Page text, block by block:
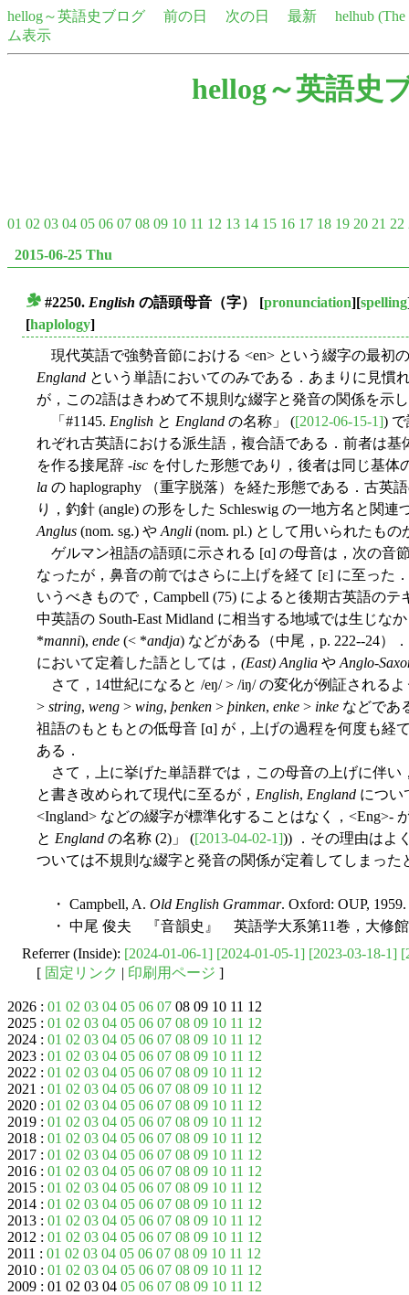
hellog～英語史ブログ 前の日 次の日 最新
helhub
ム表示
hellog～英語史
01 02 03 04 05 06 07 08 09 10 11 12 13 14 15 16 17 18 19 20 21 22
2015-06-25 Thu
#2250. English の語頭母音（字） [pronunciation][spelling
[haplology]
現代英語で強勢音節における <en> という綴字の最初
England という単語においてのみである．あまりに見慣
が，この2語はきわめて不規則な綴字と発音の関係を示
「#1145. English と England の名称」 ([2012-06-15-1])
れぞれ古英語における派生語，複合語である．前者は基
を作る接尾辞 -isc を付した形態であり，後者は同じ基体
la の haplography （重字脱落）を経た形態である．古英
り，釣針 (angle) の形をした Schleswig の一地方名と関
Anglus (nom. sg.) や Angli (nom. pl.) として用いられたも
ゲルマン祖語の語頭に示される [ɑ] の母音は，次の音
なったが，鼻音の前ではさらに上げを経て [ɛ] に至った
いうべきもので，Campbell (75) によると後期古英語の
中英語の South-East Midland に相当する地域では生じな
*manni), ende (< *andja) などがある（中尾，p. 222--24）
において定着した語としては， (East) Anglia や Anglo-
さて，14世紀になると /eŋ/ > /iŋ/ の変化が例証される
> string, weng > wing, þenken > þinken, enke > inke などであ
祖語のもともとの低母音 [ɑ] が，上げの過程を何度も経
ある．
さて，上に挙げた単語群では，この母音の上げに伴い
と書き改められて現代に至るが， English, England につい
<Ingland> などの綴字が標準化することはなく，<Eng>-
と England の名称 (2)」 ([2013-04-02-1])) ．その理由はよ
ついては不規則な綴字と発音の関係が定着してしまった
・ Campbell, A. Old English Grammar. Oxford: OUP, 1959.
・ 中尾 俊夫 『音韻史』 英語学大系第11巻，大修館
Referrer (Inside): [2024-01-06-1] [2024-01-05-1] [2023-03-18-1]
[ 固定リンク | 印刷用ページ ]
2026 : 01 02 03 04 05 06 07 08 09 10 11 12
2025 : 01 02 03 04 05 06 07 08 09 10 11 12
2024 : 01 02 03 04 05 06 07 08 09 10 11 12
2023 : 01 02 03 04 05 06 07 08 09 10 11 12
2022 : 01 02 03 04 05 06 07 08 09 10 11 12
2021 : 01 02 03 04 05 06 07 08 09 10 11 12
2020 : 01 02 03 04 05 06 07 08 09 10 11 12
2019 : 01 02 03 04 05 06 07 08 09 10 11 12
2018 : 01 02 03 04 05 06 07 08 09 10 11 12
2017 : 01 02 03 04 05 06 07 08 09 10 11 12
2016 : 01 02 03 04 05 06 07 08 09 10 11 12
2015 : 01 02 03 04 05 06 07 08 09 10 11 12
2014 : 01 02 03 04 05 06 07 08 09 10 11 12
2013 : 01 02 03 04 05 06 07 08 09 10 11 12
2012 : 01 02 03 04 05 06 07 08 09 10 11 12
2011 : 01 02 03 04 05 06 07 08 09 10 11 12
2010 : 01 02 03 04 05 06 07 08 09 10 11 12
2009 : 01 02 03 04 05 06 07 08 09 10 11 12